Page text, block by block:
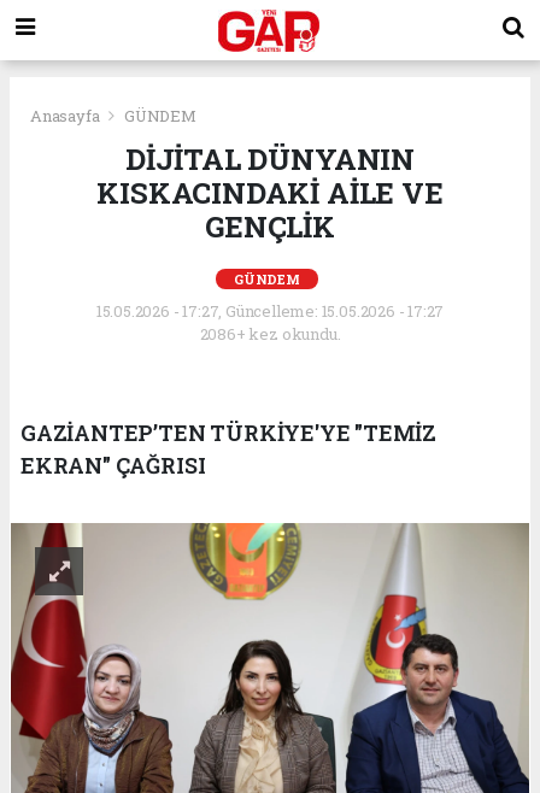
Anasayfa GÜNDEM
DİJİTAL DÜNYANIN
KISKACINDAKİ AİLE VE
GENÇLİK
GÜNDEM
15.05.2026 - 17:27, Güncelleme: 15.05.2026 - 17:27
2086+ kez okundu.
GAZİANTEP’TEN TÜRKİYE'YE "TEMİZ
EKRAN" ÇAĞRISI